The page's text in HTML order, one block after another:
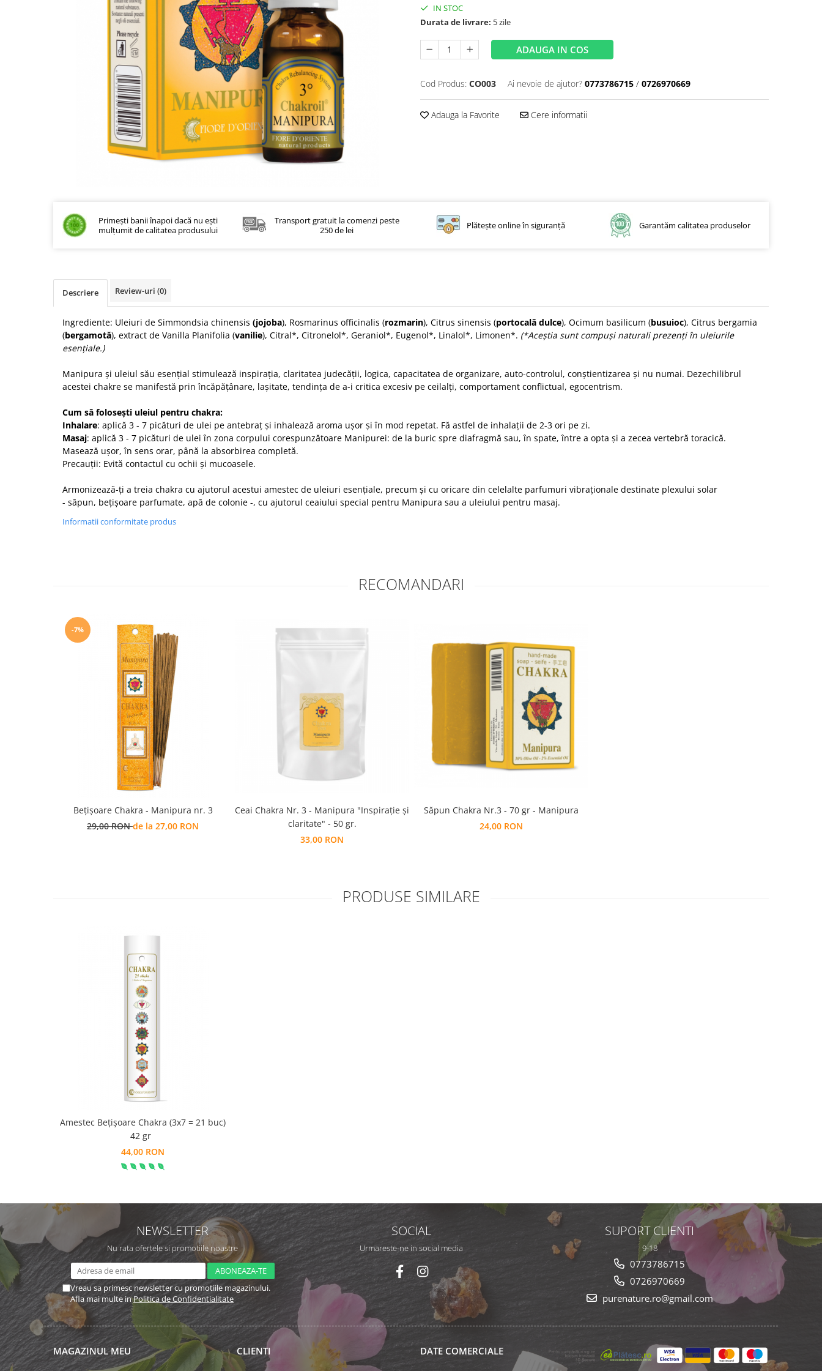
Bețișoarele lui Marco Polo
Bețișoarele Îngerilor
Bețișoarele Zânelor
Împotriva Insectelor
Parfumuri în Alcool
Parfumuri în Ulei
Rășini Prețioase, Lemne Aromatice
Sare de Himalaya
Spray Bio pentru Ambient
Unt de Karitè - Unt de Shea
IN STOC
Durata de livrare: 5 zile
ADAUGA IN COS
Cod Produs: CO003 Ai nevoie de ajutor? 0773786715 / 0726970669
Adauga la Favorite Cere informatii
Primești banii înapoi dacă nu ești
mulțumit de calitatea produsului
Transport gratuit la comenzi peste
250 de lei
Plătește online în siguranță Garantăm calitatea produselor
Descriere Review-uri (0)
Ingrediente: Uleiuri de Simmondsia chinensis (jojoba), Rosmarinus officinalis (rozmarin), Citrus sinensis (portocală dulce), Ocimum basilicum (busuioc), Citrus bergamia
(bergamotă), extract de Vanilla Planifolia (vanilie), Citral*, Citronelol*, Geraniol*, Eugenol*, Linalol*, Limonen*. (*Aceștia sunt compuși naturali prezenți în uleiurile
esențiale.)
Manipura și uleiul său esențial stimulează inspirația, claritatea judecății, logica, capacitatea de organizare, auto-controlul, conștientizarea și nu numai. Dezechilibrul
acestei chakre se manifestă prinîncăpățânare, lașitate, tendința de a-i critica excesiv pe ceilalți, comportament conflictual, egocentrism.
Cum să folosești uleiul pentru chakra:
Inhalare: aplică 3 - 7 picături de ulei pe antebraț și inhalează aroma ușor și în mod repetat. Fă astfel de inhalații de 2-3 ori pe zi.
Masaj: aplică 3 - 7 picături de ulei în zona corpului corespunzătoare Manipurei: de la buric spre diafragmă sau, în spate, între a opta și a zecea vertebră toracică.
Masează ușor, în sens orar, până la absorbirea completă.
Precauții: Evită contactul cu ochii și mucoasele.
Armonizează-ți a treia chakra cu ajutorul acestui amestec de uleiuri esențiale, precum și cu oricare din celelalte parfumuri vibraționale destinate plexului solar
- săpun, bețișoare parfumate, apă de colonie -, cu ajutorul ceaiului special pentru Manipura sau a uleiului pentru masaj.
Informatii conformitate produs
RECOMANDARI
-7%
Bețișoare Chakra - Manipura nr. 3
29,00 RONde la 27,00 RON
Ceai Chakra Nr. 3 - Manipura "Inspirație și
claritate" - 50 gr.
33,00 RON
Săpun Chakra Nr.3 - 70 gr - Manipura
24,00 RON
PRODUSE SIMILARE
Amestec Bețișoare Chakra (3x7 = 21 buc)
42 gr
44,00 RON
NEWSLETTER
Nu rata ofertele si promotiile noastre
Vreau sa primesc newsletter cu promotiile magazinului.
Afla mai multe inPolitica de Confidentialitate
SOCIAL
Urmareste-ne in social media
SUPORT CLIENTI
9-18
0773786715
0726970669
purenature.ro@gmail.com
MAGAZINUL MEU CLIENTI DATE COMERCIALE